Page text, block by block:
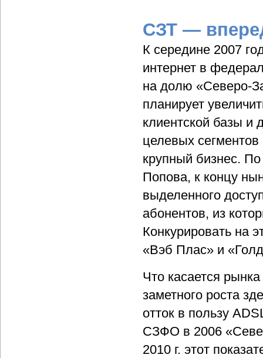
СЗТ —
К середине 2007
интернет в
на долю «Северо-
планирует
клиентской базы и
целевых
крупный бизнес.
Попова, к концу
выделенного
абонентов, из
Конкурировать на
«Вэб Плас» и
Что касается
заметного роста
отток в пользу
СЗФО в 2006
2010 г. этот